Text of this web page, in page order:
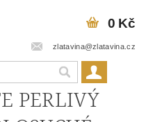
zlatavina@zlatavina.cz
0 Kč
PERLIVÝ